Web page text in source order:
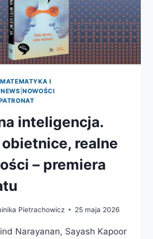
ŚWIECIE
NAUKI
–
PREMIERA
PATRONATU
|MATEMATYKA I
|NEWS |NOWOŚCI
inteligencja.
obietnice, realne
– premiera
Pietrachowicz 25 maja 2026
Narayanan, Sayash Kapoor